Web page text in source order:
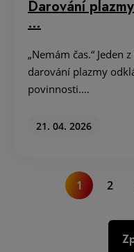
Darování
…
„Nemám čas.“ Jeden
darování plazmy
povinnosti.…
21. 04. 2026
1 2